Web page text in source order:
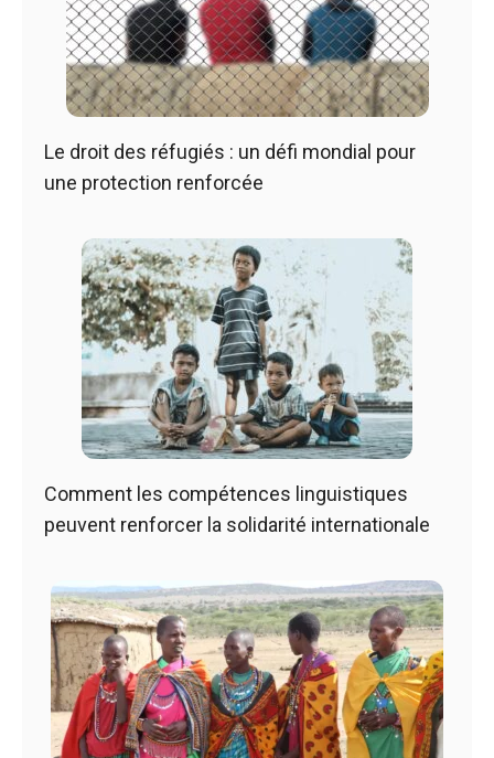
Le droit des réfugiés : un défi mondial pour
une protection renforcée
Comment les compétences linguistiques
peuvent renforcer la solidarité internationale